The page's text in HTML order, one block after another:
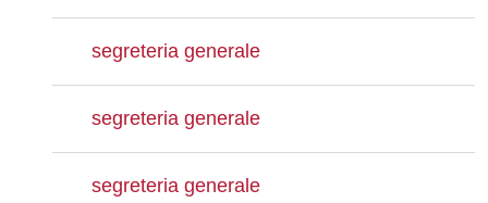
segreteria generale
segreteria generale
segreteria generale